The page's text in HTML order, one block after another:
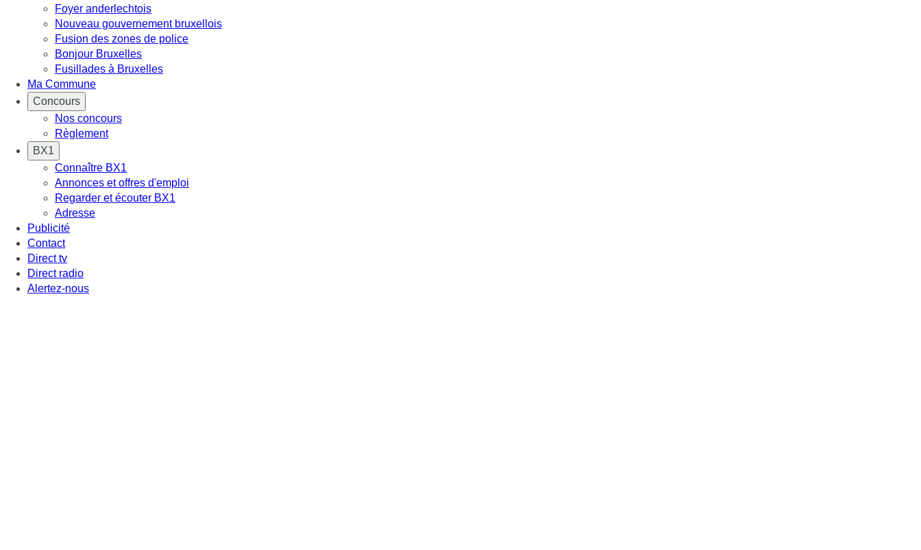
Foyer anderlechtois
Nouveau gouvernement bruxellois
Fusion des zones de police
Bonjour Bruxelles
Fusillades à Bruxelles
Ma Commune
Concours
Nos concours
Règlement
BX1
Connaître BX1
Annonces et offres d'emploi
Regarder et écouter BX1
Adresse
Publicité
Contact
Direct tv
Direct radio
Alertez-nous